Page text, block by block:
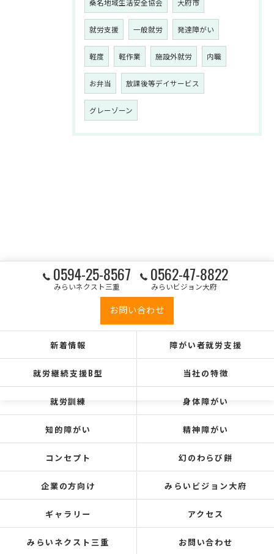
桑名地域生活安全協会 大府市
就労支援 一般就労 発達障がい
軽度 軽作業 施設外就労 内職
お弁当 放課後等デイサービス
グレーゾーン
0594-25-8567
みらいネクスト三重
0562-47-8822
みらいビジョン大府
お問い合わせ
新着情報 障がい者就労支援
就労継続支援B型 当社の特徴
就労訓練 身体障がい
知的障がい 精神障がい
コンセプト 幻のわらび餅
企業の方向け みらいビジョン大府
ギャラリー アクセス
みらいネクスト三重 お問い合わせ